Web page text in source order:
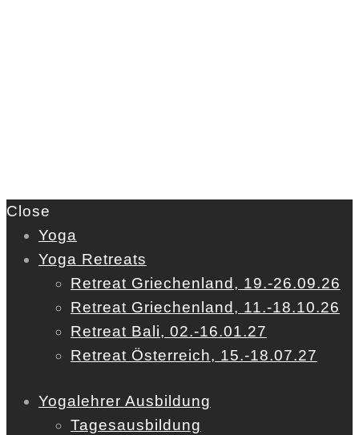
Close
Yoga
Yoga Retreats
Retreat Griechenland, 19.-26.09.26
Retreat Griechenland, 11.-18.10.26
Retreat Bali, 02.-16.01.27
Retreat Österreich, 15.-18.07.27
Yogalehrer Ausbildung
Tagesausbildung